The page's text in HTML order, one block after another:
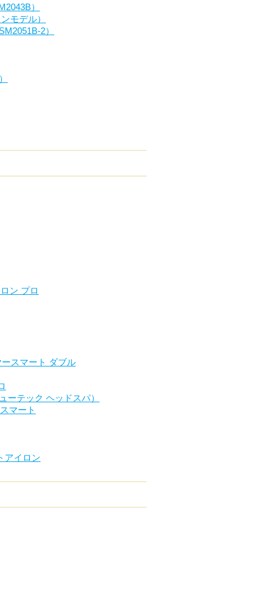
）
モデル）
2）
ン プロ
スマート ダブル
ーテック ヘッドスパ）
マート
アイロン